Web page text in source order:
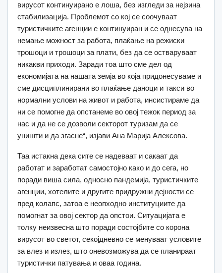
вирусот континуирано е лоша, без изгледи за нејзина
стабилизација. Проблемот со кој се соочуваат
туристичките агенции е континуиран и се однесува на
немање можност за работа, плаќање на режиски
трошоци и трошоци за плати, без да се остваруваат
никакви приходи. Заради тоа што сме дел од
економијата на нашата земја во која придонесуваме и
сме дисциплинирани во плаќање даноци и такси во
нормални услови на живот и работа, инсистираме да
ни се помогне да опстанеме во овој тежок период за
нас и да не се дозволи секторот туризам да се
уништи и да згасне“, изјави Ана Марија Алексова.
Таа истакна дека сите се надеваат и сакаат да
работат и заработат самостојно како и до сега, но
поради виша сила, односно пандемија, туристичките
агенции, хотелите и другите придружни дејности се
пред колапс, затоа е неопходно институциите да
помогнат за овој сектор да опстои. Ситуацијата е
толку неизвесна што поради состојбите со корона
вирусот во светот, секојдневно се менуваат условите
за влез и излез, што оневозможува да се планираат
туристички патувања и оваа година.